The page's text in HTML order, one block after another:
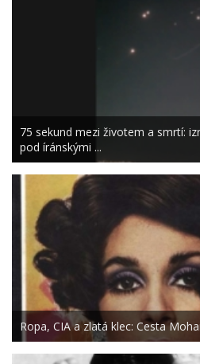
75 sekund mezi životem a smrtí:
pod íránskými ...
Ropa, CIA a zlatá klec: Cesta